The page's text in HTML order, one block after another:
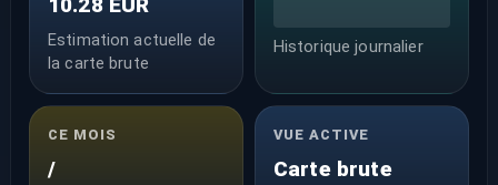
10.28 EUR
Estimation actuelle de
la carte brute
Historique journalier
CE MOIS
/
VUE ACTIVE
Carte brute